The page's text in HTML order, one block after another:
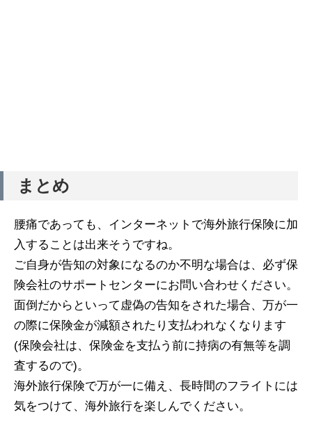
まとめ
腰痛であっても、インターネットで海外旅行保険に加
入することは出来そうですね。
ご自身が告知の対象になるのか不明な場合は、必ず保
険会社のサポートセンターにお問い合わせください。
面倒だからといって虚偽の告知をされた場合、万が一
の際に保険金が減額されたり支払われなくなります
(保険会社は、保険金を支払う前に持病の有無等を調
査するので)。
海外旅行保険で万が一に備え、長時間のフライトには
気をつけて、海外旅行を楽しんでください。